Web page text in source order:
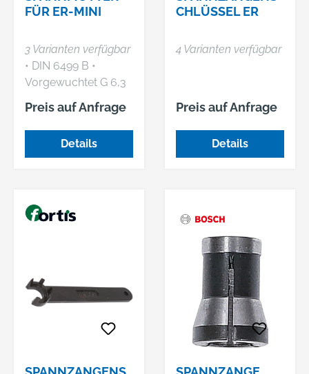
FÜR ER-MINI
3 Varianten verfügbar
• DIN 6499 B •
Vorgewuchtet G 6,3
Preis auf Anfrage
Details
CHLÜSSEL ER
4 Varianten verfügbar
Preis auf Anfrage
Details